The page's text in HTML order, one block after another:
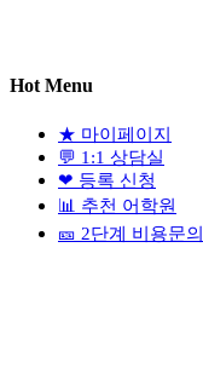
Hot Menu
★ 마이페이지
💬 1:1 상담실
❤ 등록 신청
📊 추천 어학원
🎫 2단계 비용문의